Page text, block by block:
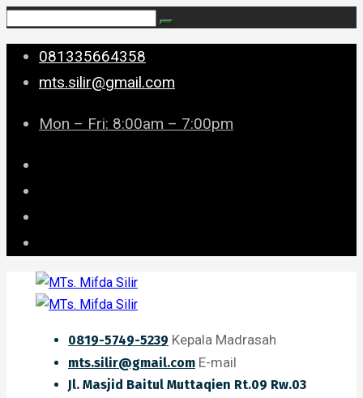
081335664358
mts.silir@gmail.com
Mon – Fri: 8:00am – 7:00pm
0819-5749-5239 Kepala Madrasah
mts.silir@gmail.com E-mail
Jl. Masjid Baitul Muttaqien Rt.09 Rw.03